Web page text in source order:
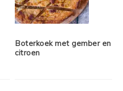
Boterkoek met gember en
citroen